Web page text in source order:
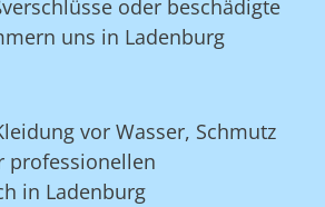
oder beschädigte
uns in Ladenburg
vor Wasser, Schmutz
professionellen
in Ladenburg